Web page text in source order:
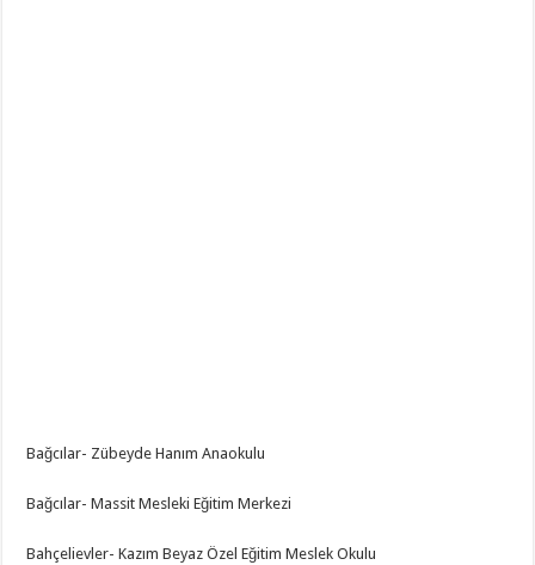
Bağcılar- Zübeyde Hanım Anaokulu
Bağcılar- Massit Mesleki Eğitim Merkezi
Bahçelievler- Kazım Beyaz Özel Eğitim Meslek Okulu